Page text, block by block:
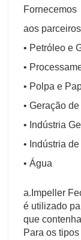
aos
• Petróleo e
•
• Polpa e
• Geração
• Indústria
• Indústria
• Água
a.Impeller
é utilizado
que
Para os